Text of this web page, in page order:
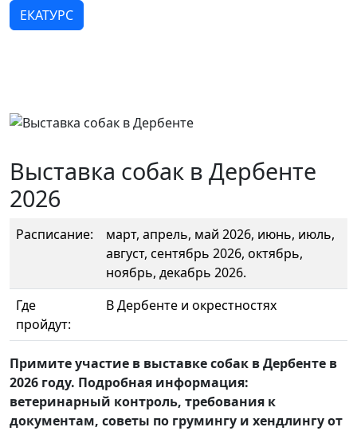
ЕКАТУРС
Выставка собак в Дербенте
2026
Расписание:
март, апрель, май 2026, июнь, июль,
август, сентябрь 2026, октябрь,
ноябрь, декабрь 2026.
Где
пройдут:
В Дербенте и окрестностях
Примите участие в выставке собак в Дербенте в
2026 году. Подробная информация:
ветеринарный контроль, требования к
документам, советы по грумингу и хендлингу от